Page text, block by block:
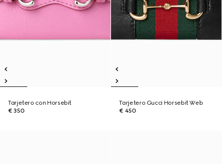
Tarjetero con Horsebit
€ 350
Tarjetero Gucci Horsebit Web
€ 450